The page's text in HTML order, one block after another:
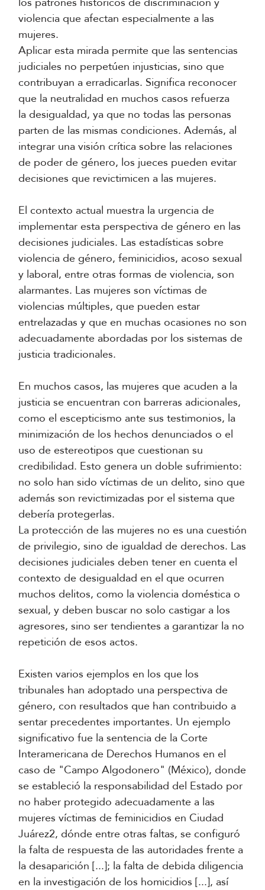
violencia que afectan especialmente a las
mujeres.
Aplicar esta mirada permite que las sentencias
judiciales no perpetúen injusticias, sino que
contribuyan a erradicarlas. Significa reconocer
que la neutralidad en muchos casos refuerza
la desigualdad, ya que no todas las personas
parten de las mismas condiciones. Además, al
integrar una visión crítica sobre las relaciones
de poder de género, los jueces pueden evitar
decisiones que revictimicen a las mujeres.
El contexto actual muestra la urgencia de
implementar esta perspectiva de género en las
decisiones judiciales. Las estadísticas sobre
violencia de género, feminicidios, acoso sexual
y laboral, entre otras formas de violencia, son
alarmantes. Las mujeres son víctimas de
violencias múltiples, que pueden estar
entrelazadas y que en muchas ocasiones no son
adecuadamente abordadas por los sistemas de
justicia tradicionales.
En muchos casos, las mujeres que acuden a la
justicia se encuentran con barreras adicionales,
como el escepticismo ante sus testimonios, la
minimización de los hechos denunciados o el
uso de estereotipos que cuestionan su
credibilidad. Esto genera un doble sufrimiento:
no solo han sido víctimas de un delito, sino que
además son revictimizadas por el sistema que
debería protegerlas.
La protección de las mujeres no es una cuestión
de privilegio, sino de igualdad de derechos. Las
decisiones judiciales deben tener en cuenta el
contexto de desigualdad en el que ocurren
muchos delitos, como la violencia doméstica o
sexual, y deben buscar no solo castigar a los
agresores, sino ser tendientes a garantizar la no
repetición de esos actos.
Existen varios ejemplos en los que los
tribunales han adoptado una perspectiva de
género, con resultados que han contribuido a
sentar precedentes importantes. Un ejemplo
significativo fue la sentencia de la Corte
Interamericana de Derechos Humanos en el
caso de "Campo Algodonero" (México), donde
se estableció la responsabilidad del Estado por
no haber protegido adecuadamente a las
mujeres víctimas de feminicidios en Ciudad
Juárez2, dónde entre otras faltas, se configuró
la falta de respuesta de las autoridades frente a
la desaparición [...]; la falta de debida diligencia
en la investigación de los homicidios [...], así